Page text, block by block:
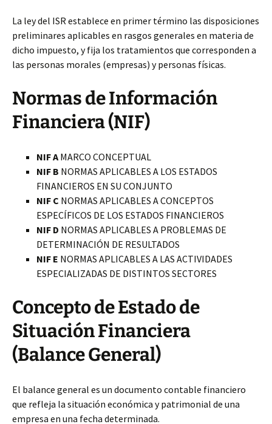
La ley del ISR establece en primer término las disposiciones
preliminares aplicables en rasgos generales en materia de
dicho impuesto, y fija los tratamientos que corresponden a
las personas morales (empresas) y personas físicas.
Normas de Información
Financiera (NIF)
NIF AMARCO CONCEPTUAL
NIF B NORMAS APLICABLES A LOS ESTADOS
FINANCIEROS EN SU CONJUNTO
NIF C NORMAS APLICABLES A CONCEPTOS
ESPECÍFICOS DE LOS ESTADOS FINANCIEROS
NIF D NORMAS APLICABLES A PROBLEMAS DE
DETERMINACIÓN DE RESULTADOS
NIF E NORMAS APLICABLES A LAS ACTIVIDADES
ESPECIALIZADAS DE DISTINTOS SECTORES
Concepto de Estado de
Situación Financiera
(Balance General)
El balance general es un documento contable financiero
que refleja la situación económica y patrimonial de una
empresa en una fecha determinada.